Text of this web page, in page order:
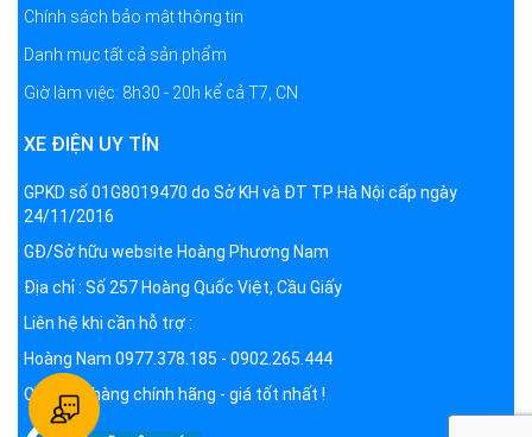
Chính sách bảo mật thông tin
Danh mục tất cả sản phẩm
Giờ làm việc: 8h30 - 20h kể cả T7, CN
XE ĐIỆN UY TÍN
GPKD số 01G8019470 do Sở KH và ĐT TP Hà Nội cấp ngày
24/11/2016
GĐ/Sở hữu website Hoàng Phương Nam
Địa chỉ : Số 257 Hoàng Quốc Việt, Cầu Giấy
Liên hệ khi cần hỗ trợ :
Hoàng Nam 0977.378.185 - 0902.265.444
Cam kết hàng chính hãng - giá tốt nhất !